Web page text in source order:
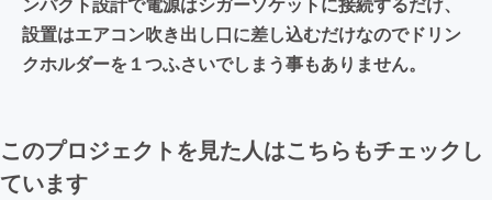
設置はエアコン吹き出し口に差し込むだけなのでドリン
クホルダーを１つふさいでしまう事もありません。
このプロジェクトを見た人はこちらもチェックし
ています